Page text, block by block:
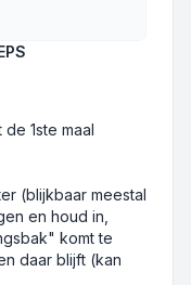
1ste maal
(blijkbaar meestal
en houd in,
komt te
daar blijft (kan